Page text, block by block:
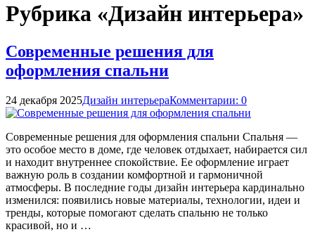
Рубрика «Дизайн интерьера»
Современные решения для
оформления спальни
24 декабря 2025Дизайн интерьераКомментарии: 0
Современные решения для оформления спальни Спальня —
это особое место в доме, где человек отдыхает, набирается сил
и находит внутреннее спокойствие. Ее оформление играет
важную роль в создании комфортной и гармоничной
атмосферы. В последние годы дизайн интерьера кардинально
изменился: появились новые материалы, технологии, идеи и
тренды, которые помогают сделать спальню не только
красивой, но и …